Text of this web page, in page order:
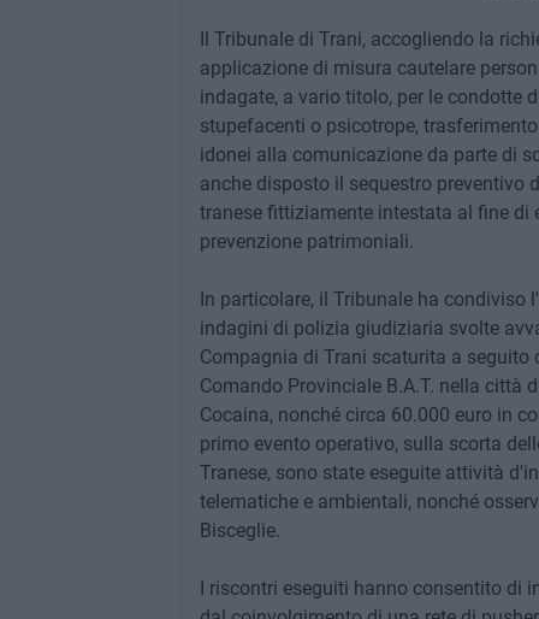
Il Tribunale di Trani, accogliendo la
applicazione di misura cautelare
indagate, a vario titolo, per le condotte
stupefacenti o psicotrope,
idonei alla comunicazione da parte di
anche disposto il sequestro preventivo
tranese fittiziamente intestata al fine di
prevenzione patrimoniali.
In particolare, il Tribunale ha
indagini di polizia giudiziaria svolte
Compagnia di Trani scaturita a
Comando Provinciale B.A.T. nella città
Cocaina, nonché circa 60.000 euro in
primo evento operativo, sulla scorta
Tranese, sono state eseguite attività
telematiche e ambientali, nonché
Bisceglie.
I riscontri eseguiti hanno consentito di